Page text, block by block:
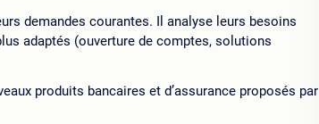
demandes courantes. Il analyse leurs besoins
adaptés (ouverture de comptes, solutions
produits bancaires et d’assurance proposés par